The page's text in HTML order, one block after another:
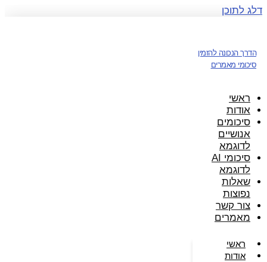
דלג לתוכן
הדרך הנכונה להזמין
סיכומי מאמרים
ראשי
אודות
סיכומים
אנושיים
לדוגמא
סיכומי AI
לדוגמא
שאלות
נפוצות
צור קשר
מאמרים
ראשי
אודות